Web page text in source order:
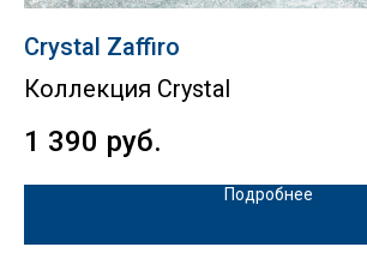
Crystal Zaffiro
Коллекция Crystal
1 390 руб.
Подробнее